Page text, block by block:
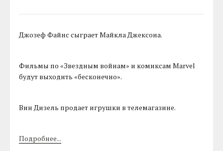
Джозеф Файнс сыграет Майкла Джексона.
Фильмы по «Звездным войнам» и комиксам Marvel
будут выходить «бесконечно».
Вин Дизель продает игрушки в телемагазине.
Подробнее...